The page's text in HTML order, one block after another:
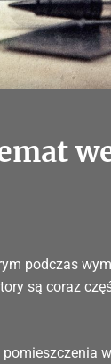
podczas
są coraz